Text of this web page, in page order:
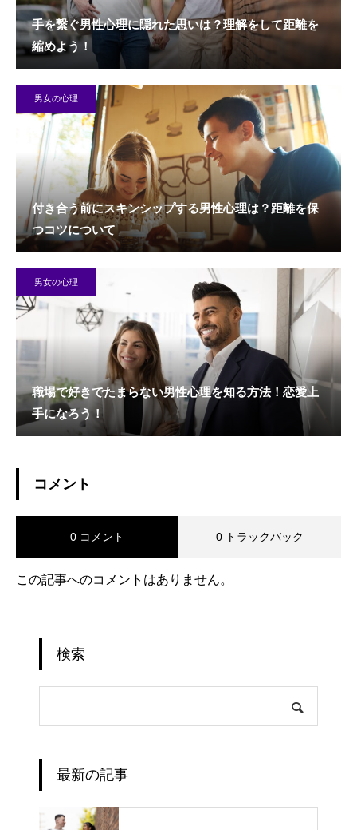
手を繋ぐ男性心理に隠れた思いは？理解をして距離を
縮めよう！
男女の心理
付き合う前にスキンシップする男性心理は？距離を保
つコツについて
男女の心理
職場で好きでたまらない男性心理を知る方法！恋愛上
手になろう！
コメント
0 コメント 0 トラックバック
この記事へのコメントはありません。
検索
最新の記事